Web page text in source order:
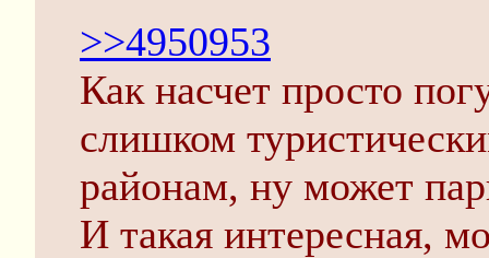
>>4950953
Как насчет просто
слишком
районам, ну может
И такая интересная,